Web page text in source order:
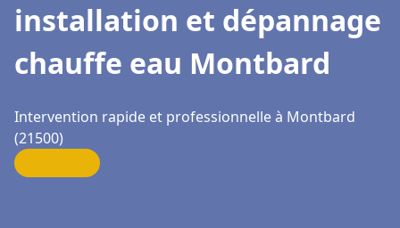
installation et dépannage
chauffe eau Montbard
Intervention rapide et professionnelle à Montbard
(21500)